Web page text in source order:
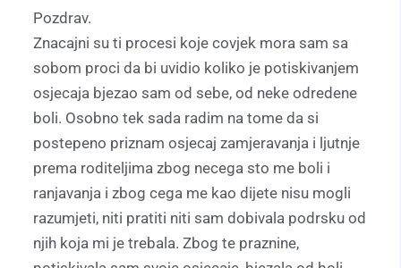
Pozdrav.
Znacajni su ti procesi koje covjek mora sam sa
sobom proci da bi uvidio koliko je potiskivanjem
osjecaja bjezao sam od sebe, od neke odredene
boli. Osobno tek sada radim na tome da si
postepeno priznam osjecaj zamjeravanja i ljutnje
prema roditeljima zbog necega sto me boli i
ranjavanja i zbog cega me kao dijete nisu mogli
razumjeti, niti pratiti niti sam dobivala podrsku od
njih koja mi je trebala. Zbog te praznine,